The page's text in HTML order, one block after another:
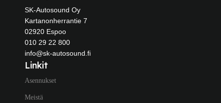
SK-Autosound Oy
Kartanonherrantie 7
02920 Espoo
010 29 22 800
info@sk-autosound.fi
Linkit
Asennukset
Meistä